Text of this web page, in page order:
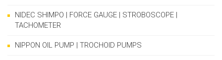
NIDEC SHIMPO | FORCE GAUGE | STROBOSCOPE |
TACHOMETER
NIPPON OIL PUMP | TROCHOID PUMPS